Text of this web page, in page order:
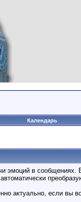
Календарь
в сообщениях.
актуально, если вы